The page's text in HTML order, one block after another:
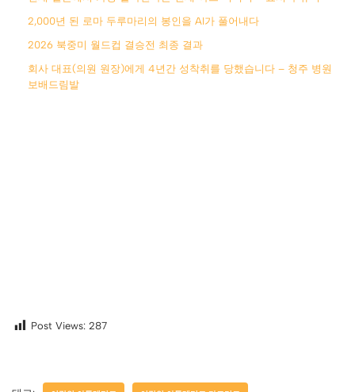
2,000년 된 로마 두루마리의 봉인을 AI가 풀어내다
2026 북중미 월드컵 결승전 최종 결과
회사 대표(의원 원장)에게 4년간 성착취를 당했습니다 – 청주 병원
보배드림발
Post Views: 287